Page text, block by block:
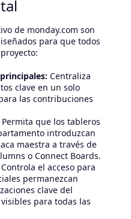
de monday.com son
para que todos
Centraliza
clave en un solo
las contribuciones
Permita que los tableros
introduzcan
maestra a través de
o Connect Boards.
Controla el acceso para
permanezcan
clave del
para todas las